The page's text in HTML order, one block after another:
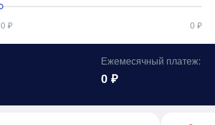
0 ₽ 0 ₽
Ежемесячный платеж:
0 ₽